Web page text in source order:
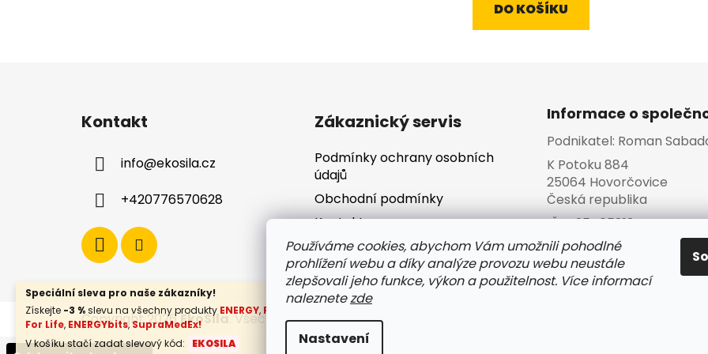
Používáme cookies, abychom Vám umožnili pohodlné
prohlížení webu a díky analýze provozu webu neustále
zlepšovali jeho funkce, výkon a použitelnost. Více informací
naleznetezde
Nastavení
Speciální sleva pro naše zákazníky!
Získejte -3 %slevu na všechny produkty ENERGY, FLOW
For Life, ENERGYbits, SupraMedEx!
V košíku stačí zadat slevový kód:
EKOSILA
5,0
DO KOŠÍKU
Kontakt
info@ekosila.cz
+420776570628
Zákaznický servis
Podmínky ochrany osobních
údajů
Obchodní podmínky
Kontakty
Doprava a platba
Informace o
Podnikatel: Roman
K Potoku 884
25064 Hovorčovice
Česká republika
IČO:25465813
Copyright 2026EkoSila. Všechna práva vyhrazena.